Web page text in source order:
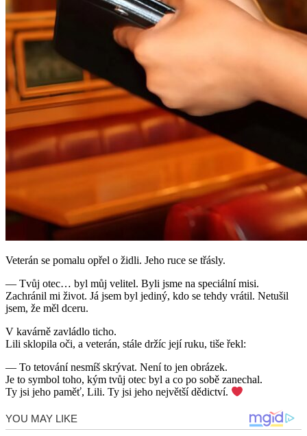
Veterán se pomalu opřel o židli. Jeho ruce se třásly.
— Tvůj otec… byl můj velitel. Byli jsme na speciální misi.
Zachránil mi život. Já jsem byl jediný, kdo se tehdy vrátil. Netušil
jsem, že měl dceru.
V kavárně zavládlo ticho.
Lili sklopila oči, a veterán, stále držíc její ruku, tiše řekl:
— To tetování nesmíš skrývat. Není to jen obrázek.
Je to symbol toho, kým tvůj otec byl a co po sobě zanechal.
Ty jsi jeho paměť, Lili. Ty jsi jeho největší dědictví.